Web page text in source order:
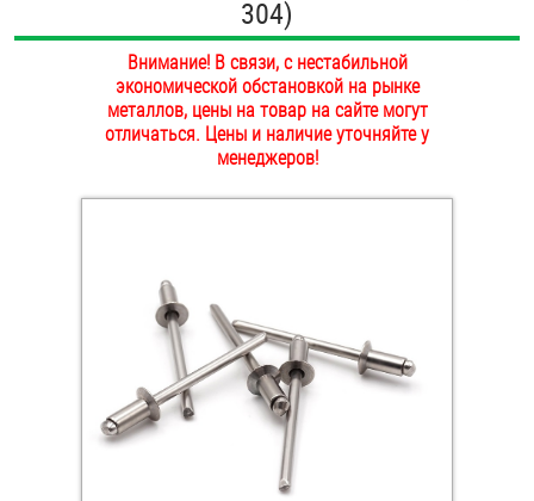
ОПЛАТА И ДОСТАВКА
НАШИ МАГАЗИНЫ
Втулки
Заклепки (Гайки-Заклепки)
Крюки, кольца с метрической резьбой
304)
Внимание! В связи, с нестабильной
экономической обстановкой на рынке
металлов, цены на товар на сайте могут
отличаться. Цены и наличие уточняйте у
менеджеров!